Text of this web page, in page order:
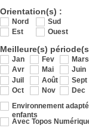
Orientation(s) :
Nord
Sud
Est
Ouest
Meilleure(s)
Jan Fev
Mars
Avr
Mai
Juin
Juil
Août
Sept
Oct
Nov
Dec
Environnement
enfants
Avec Topos